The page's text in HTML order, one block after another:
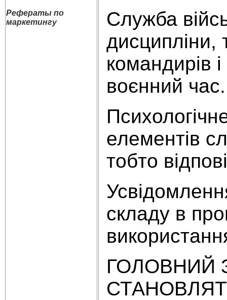
Рефераты по
маркетингу
Служба
дисципліни,
командирів
воєнний час.
елементів
тобто
складу в
ГОЛОВНИЙ